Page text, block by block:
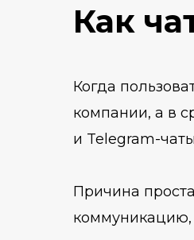
Как
Когда
компании, а в
и Telegram-
Причина
коммуникацию,